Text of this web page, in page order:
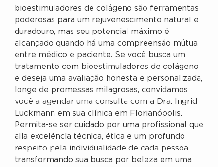
bioestimuladores de colágeno são ferramentas
poderosas para um rejuvenescimento natural e
duradouro, mas seu potencial máximo é
alcançado quando há uma compreensão mútua
entre médico e paciente. Se você busca um
tratamento com bioestimuladores de colágeno
e deseja uma avaliação honesta e personalizada,
longe de promessas milagrosas, convidamos
você a agendar uma consulta com a Dra. Ingrid
Luckmann em sua clínica em Florianópolis.
Permita-se ser cuidado por uma profissional que
alia excelência técnica, ética e um profundo
respeito pela individualidade de cada pessoa,
transformando sua busca por beleza em uma